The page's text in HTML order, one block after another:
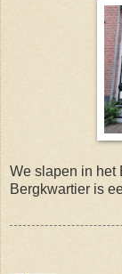
We slapen in het
Bergkwartier is